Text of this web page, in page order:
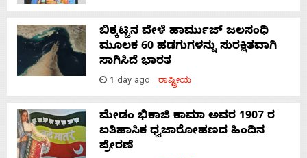
ಬಿಕ್ಕಟ್ಟಿನ ವೇಳೆ ಹಾರ್ಮುಜ್ ಜಲಸಂಧಿ
ಮೂಲಕ 60 ಹಡಗುಗಳನ್ನು ಸುರಕ್ಷಿತವಾಗಿ
ಸಾಗಿಸಿದೆ ಭಾರತ
1 day ago ರಾಷ್ಟ್ರೀಯ
ಮೇಡಂ ಭಿಕಾಜಿ ಕಾಮಾ ಅವರ 1907 ರ
ಐತಿಹಾಸಿಕ ಧ್ವಜಾರೋಹಣದ ಹಿಂದಿನ
ಪ್ರೇರಣೆ